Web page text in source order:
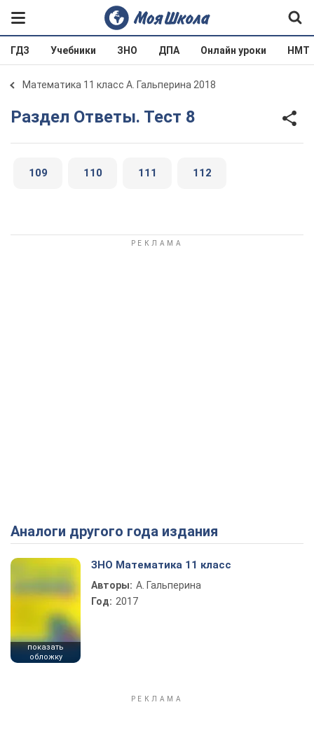
ГДЗ Учебники ЗНО ДПА Онлайн уроки НМТ
Математика 11 класс А. Гальперина 2018
Раздел Ответы. Тест 8
109 110 111 112
Аналоги другого года издания
показать
обложку
ЗНО Математика 11 класс
Авторы: А. Гальперина
Год: 2017